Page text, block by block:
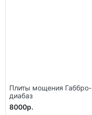
Плиты мощения Габбро-
диабаз
8000р.